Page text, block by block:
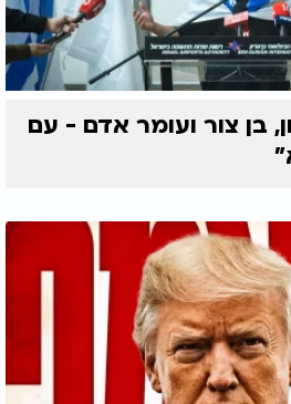
בן צור ועומר אדם - עם